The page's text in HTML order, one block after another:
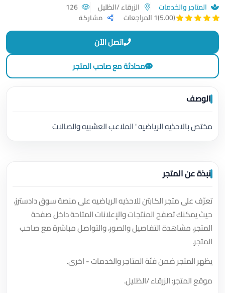
المتاجر والخدمات الزرقاء /الظليل
(5.00)
1 المراجعات مشاركة
اتصل الآن
محادثة مع صاحب المتجر
الوصف
مختص بالاحذيه الرياضيه ' الملاعب العشبيه والصالات
نبذة عن المتجر
تعرّف على متجر الكابتن للاحذيه الرياضيه على منصة سوق دادسترز،
حيث يمكنك تصفح المنتجات والإعلانات المتاحة داخل صفحة
المتجر، مشاهدة التفاصيل والصور، والتواصل مباشرة مع صاحب
المتجر.
يظهر المتجر ضمن فئة المتاجر والخدمات - اخرى.
موقع المتجر: الزرقاء /الظليل.